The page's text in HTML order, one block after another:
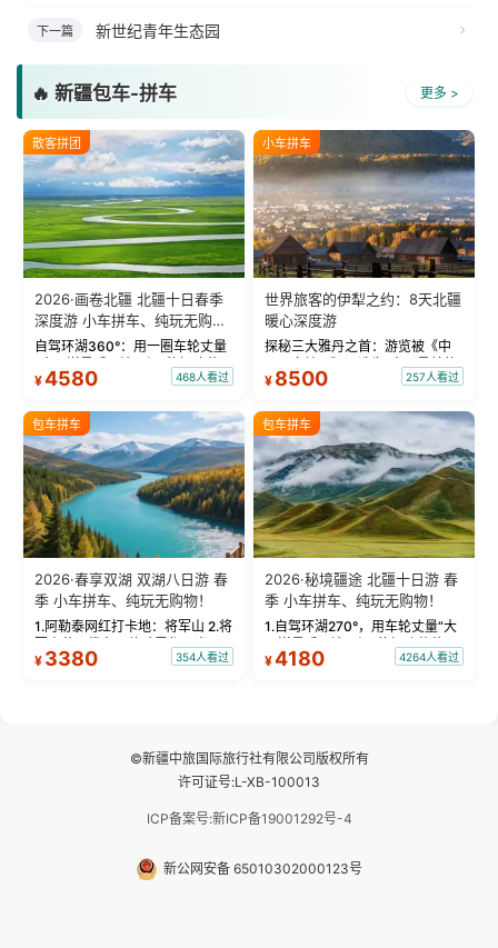
下一篇 新世纪青年生态园
🔥 新疆包车-拼车 更多 >
散客拼团
2026·画卷北疆 北疆十日春季
深度游 小车拼车、纯玩无购
物！
自驾环湖360°：用一圈车轮丈量
“大西洋最后一滴眼泪”的极致蔚
蓝。 赛湖旅拍：甄选多款风格服
绝美瞬间。 赛湖坦克300跟车视
频：专业摄影师...
¥4580 468人看过
小车拼车
世界旅客的伊犁之约：8天北疆
暖心深度游
探秘三大雅丹之首：游览被《中
国国家地理》评选为“中国最美的
三大雅丹”第一名的克拉玛依魔鬼
瓦人最大村落——禾木村，欣赏
晨雾与小木...
¥ 8500 257人看过
包车拼车
2026·春享双湖 双湖八日游 春
季 小车拼车、纯玩无购物！
1.阿勒泰网红打卡地：将军山 2.将
军山落日缆车，体验雪都风光 3.
将军山，夕阳派对，蹦迪party 4.
¥ 3380 354人看过
包车拼车
2026·秘境疆途 北疆十日游 春
季 小车拼车、纯玩无购物！
1.自驾环湖270°，用车轮丈量“大
西洋最后一滴眼泪”的极致蔚蓝，
让雪山、花海与深邃湖水在转弯
¥4180 4264人看过
©新疆中旅国际旅行社有限公司版权所有
许可证号:L-XB-100013
ICP备案号:新ICP备19001292号-4
新公网安备 65010302000123号